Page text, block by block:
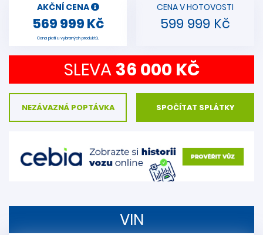
AKČNÍ CENA
569 999 Kč
Cena platí u vybraných produktů.
CENA V HOTOVOSTI
599 999 Kč
SLEVA 36 000 KČ
NEZÁVAZNÁ POPTÁVKA SPOČÍTAT SPLÁTKY
VIN